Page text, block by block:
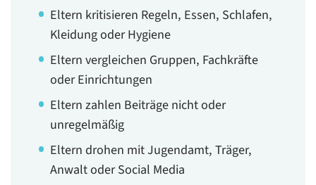
Eltern kritisieren Regeln, Essen, Schlafen,
Kleidung oder Hygiene
Eltern vergleichen Gruppen, Fachkräfte
oder Einrichtungen
Eltern zahlen Beiträge nicht oder
unregelmäßig
Eltern drohen mit Jugendamt, Träger,
Anwalt oder Social Media